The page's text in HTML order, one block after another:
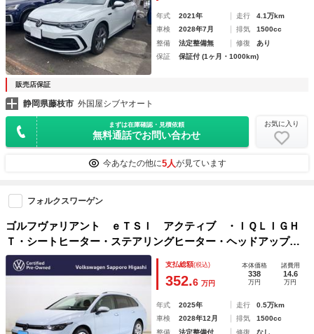
年式 2021年 走行
4.1万km
車検
2028年7月 排気
1500cc
整備
法定整備無 修復
あり
保証
保証付 (1ヶ月・1000km)
販売店保証
静岡県藤枝市 外国屋シブヤオート
まずは在庫確認・見積依頼
無料通話でお問い合わせ
お気に入り
今あなたの他に5人が見ています
フォルクスワーゲン
ゴルフヴァリアント ｅＴＳＩ アクティブ ・ＩＱＬＩＧＨ
Ｔ・シートヒーター・ステアリングヒーター・ヘッドアップデ
ィスプレイ・ワイヤレスチャージング・リアカメラ・ＥＴＣ・
新車保証継承
支払総額(税込)
352.6 万円
本体価格
338
万円
諸費用
14.6
万円
年式 2025年 走行
0.5万km
車検
2028年12月 排気
1500cc
整備
法定整備付 修復
なし